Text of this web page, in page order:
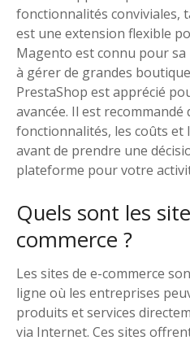
fonctionnalités conviviales,
est une extension flexible
Magento est connu pour
à gérer de grandes
PrestaShop est apprécié
avancée. Il est recommandé
fonctionnalités, les coûts et
avant de prendre une
plateforme pour votre
Quels sont les
commerce ?
Les sites de e-commerce
ligne où les entreprises
produits et services
via Internet. Ces sites